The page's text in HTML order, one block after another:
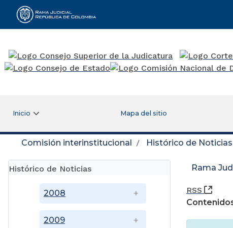
Rama Judicial
Inicio Mapa del sitio
Comisión interinstitucional Histórico de Noticias
Histórico de Noticias
2008
2009
Rama
RSS